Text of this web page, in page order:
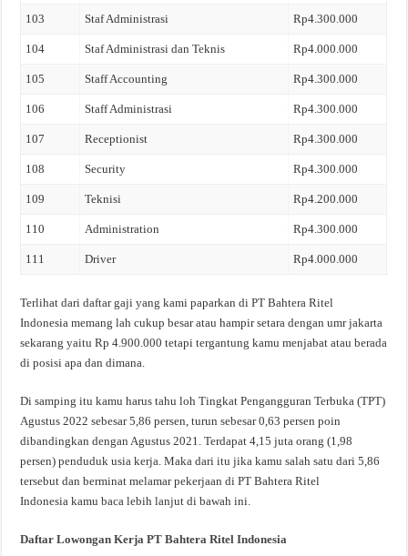
103 Staf Administrasi Rp4.300.000
104 Staf Administrasi dan Teknis Rp4.000.000
105 Staff Accounting Rp4.300.000
106 Staff Administrasi Rp4.300.000
107 Receptionist Rp4.300.000
108 Security Rp4.300.000
109 Teknisi Rp4.200.000
110 Administration Rp4.300.000
111 Driver Rp4.000.000
Terlihat dari daftar gaji yang kami paparkan di PT Bahtera Ritel
Indonesia memang lah cukup besar atau hampir setara dengan umr jakarta
sekarang yaitu Rp 4.900.000 tetapi tergantung kamu menjabat atau berada
di posisi apa dan dimana.
Di samping itu kamu harus tahu loh Tingkat Pengangguran Terbuka (TPT)
Agustus 2022 sebesar 5,86 persen, turun sebesar 0,63 persen poin
dibandingkan dengan Agustus 2021. Terdapat 4,15 juta orang (1,98
persen) penduduk usia kerja. Maka dari itu jika kamu salah satu dari 5,86
tersebut dan berminat melamar pekerjaan di PT Bahtera Ritel
Indonesia kamu baca lebih lanjut di bawah ini.
Daftar Lowongan Kerja PT Bahtera Ritel Indonesia